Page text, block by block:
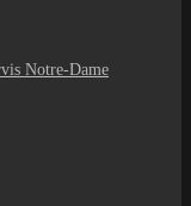
Notre-Dame